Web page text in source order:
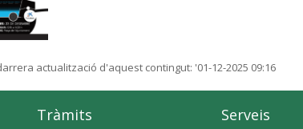
actualització d'aquest contingut: '01-12-2025 09:16
Tràmits Serveis